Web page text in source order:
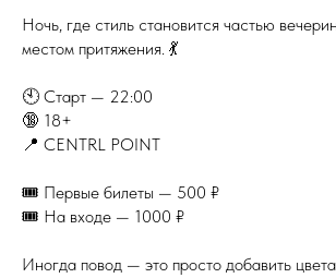
Ночь, где стиль становится частью
местом притяжения. 💃
🕙 Старт — 22:00
🔞 18+
📍 CENTRL POINT
🎟 Первые билеты — 500 ₽
🎟 На входе — 1000 ₽
Иногда повод — это просто добавить